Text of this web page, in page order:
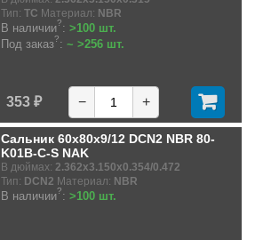
Тип: TC Материал: NBR
В наличии?: >100 шт.
Под заказ?: ~ >256 шт.
353 ₽ − +
Сальник 60x80x9/12 DCN2 NBR 80-
K01B-C-S NAK
В дюймах: 2.362x3.150x0.354/0.472
Тип: DCN2 Материал: NBR
В наличии?: >100 шт.